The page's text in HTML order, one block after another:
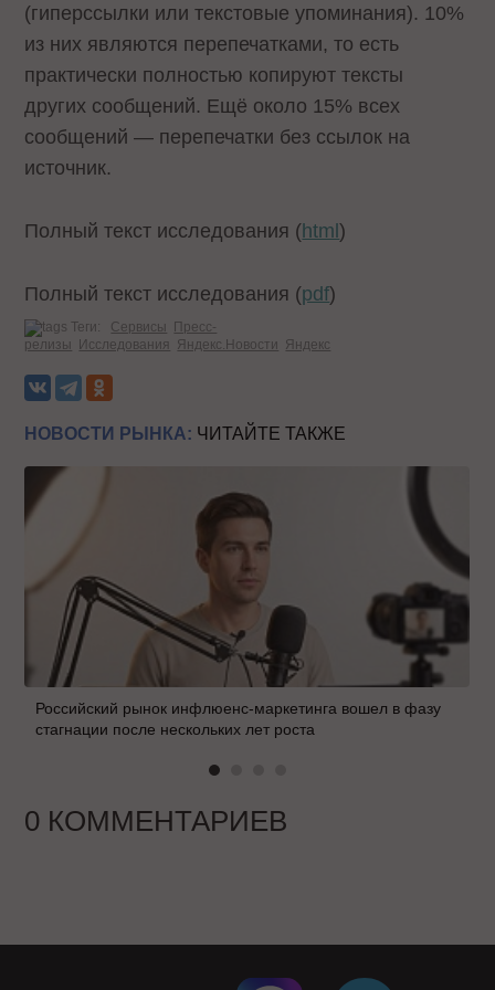
(гиперссылки или текстовые упоминания). 10%
из них являются перепечатками, то есть
практически полностью копируют тексты
других сообщений. Ещё около 15% всех
сообщений — перепечатки без ссылок на
источник.
Полный текст исследования (html)
Полный текст исследования (pdf)
Теги: Сервисы Пресс-
релизы Исследования Яндекс.Новости Яндекс
НОВОСТИ РЫНКА: ЧИТАЙТЕ ТАКЖЕ
Российский рынок инфлюенс-маркетинга вошел в фазу
стагнации после нескольких лет роста
0 КОММЕНТАРИЕВ